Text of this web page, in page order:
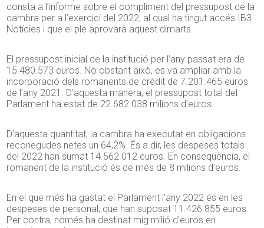
consta a l’informe sobre el compliment del pressupost de la
cambra per a l’exercici del 2022, al qual ha tingut accés IB3
Notícies i que el ple aprovarà aquest dimarts.
El pressupost inicial de la institució per l’any passat era de
15.480.573 euros. No obstant això, es va ampliar amb la
incorporació dels romanents de crèdit de 7.201.465 euros
de l’any 2021. D’aquesta manera, el pressupost total del
Parlament ha estat de 22.682.038 milions d’euros.
D’aquesta quantitat, la cambra ha executat en obligacions
reconegudes netes un 64,2%. És a dir, les despeses totals
del 2022 han sumat 14.562.012 euros. En conseqüència, el
romanent de la institució és de més de 8 milions d’euros.
En el que més ha gastat el Parlament l’any 2022 és en les
despeses de personal, que han suposat 11.426.855 euros.
Per contra, només ha destinat mig milió d’euros en